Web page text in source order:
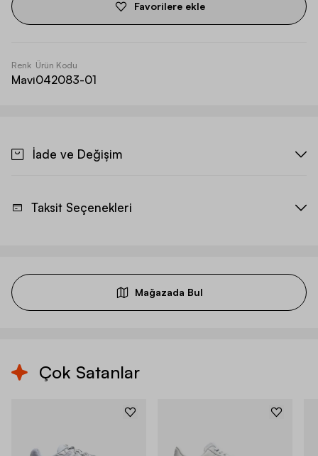
Favorilere ekle
Renk
Mavi
Ürün Kodu
042083-01
İade ve Değişim
Taksit Seçenekleri
Mağazada Bul
Çok Satanlar